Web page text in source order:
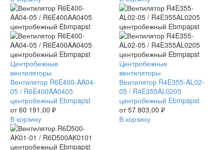
Ebmpapst
Ebmpapst
Вентилятор
R6E400-
AA04-
05
/
R6E400AA0405
центробежный
Ebmpapst
Центробежные
вентиляторы
Вентилятор R6E400-AA04-
05 / R6E400AA0405
центробежный Ebmpapst
от60 191,00 ₽
В корзину
Вентилятор
R4E355-
AL02-
05
/
R4E355AL0205
центробежный
Центробежные
вентиляторы
Вентилятор R4E355-AL02-
05 / R4E355AL0205
центробежный Ebmpapst
от57 803,00 ₽
В корзину